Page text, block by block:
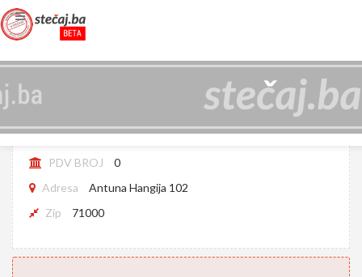
RIFACITORE D.O.O.SARAJEVO
JIB 421806800008
PDV BROJ
0
Adresa
Antuna Hangija 102
Zip
71000